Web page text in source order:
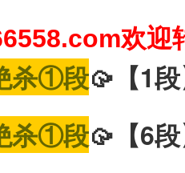
欢迎
杀①段🥠【1
杀①段🥠【6